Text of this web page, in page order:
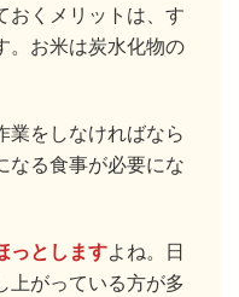
おくメリットは、す
。お米は炭水化物の
業をしなければなら
なる食事が必要にな
っとしますよね。日
上がっている方が多